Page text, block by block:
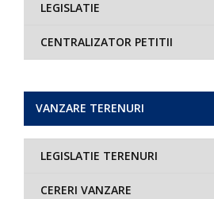
LEGISLATIE
CENTRALIZATOR PETITII
VANZARE TERENURI
LEGISLATIE TERENURI
CERERI VANZARE